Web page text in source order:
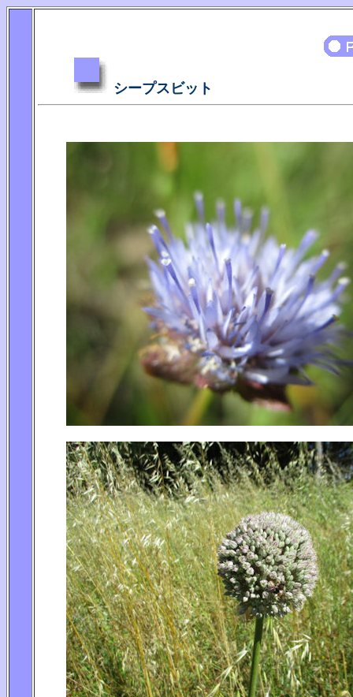
シープスビット